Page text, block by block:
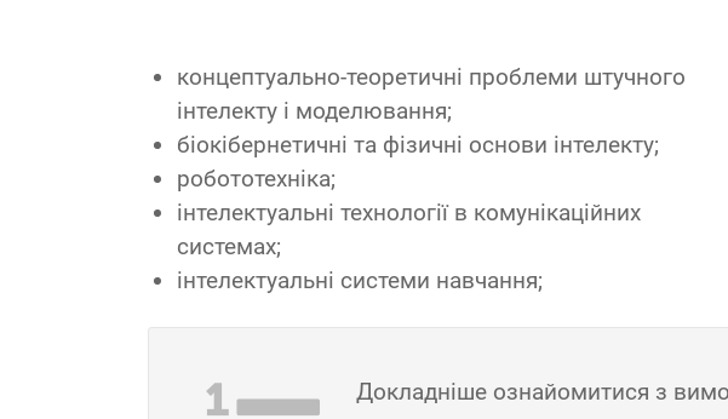
концептуально-теоретичні проблеми штучного
інтелекту і моделювання;
біокібернетичні та фізичні основи інтелекту;
робототехніка;
інтелектуальні технології в комунікаційних
системах;
інтелектуальні системи навчання;
Докладніше ознайомитися з